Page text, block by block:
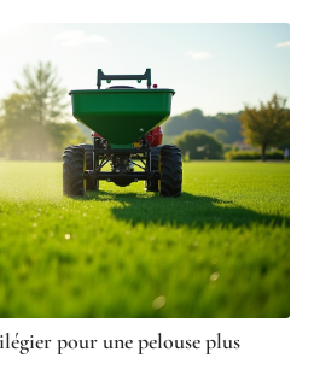
pour une pelouse plus